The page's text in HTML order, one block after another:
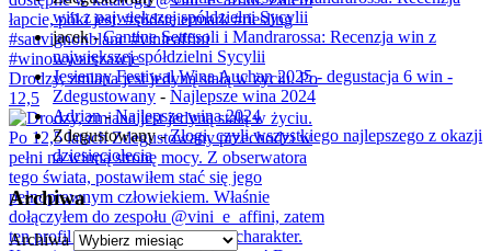
Drodzy, zmiana jest jedyną stałą w życiu. Po
12,5
win z największej spółdzielni Sycylii
jacek-Cantine Settesoli i Mandrarossa: Recenzja win z
największej spółdzielni Sycylii
Jesienny Festiwal Wina Auchan 2025 - degustacja 6 win -
Zdegustowany - Najlepsze wina 2024
Adrian-Najlepsze wina 2024
Zdegustowany-Złogi, czyli wszystkiego najlepszego z okazji
dziesięciolecia
Archiwa
Archiwa